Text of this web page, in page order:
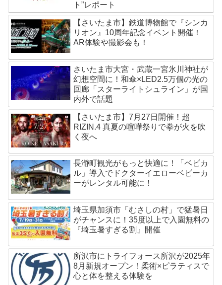
ト”レポート
【さいたま市】鉄道博物館で『シンカ
リオン』10周年記念イベント開催！
AR体験や撮影会も！
さいたま市大宮・武蔵一宮氷川神社が
幻想空間に！和傘×LED2.5万個の光の
回廊「スターライトシュライン」が国
内外で話題
【さいたま市】7月27日開催！超
RIZIN.4 真夏の喧嘩祭りで拳が火を吹
く夜へ
長瀞町観光がもっと快適に！「ベビカ
ル」導入でドクターイエローベビーカ
ーがレンタル可能に！
埼玉県加須市「むさしの村」で猛暑日
がチャンスに！35度以上で入園無料の
『埼玉暑すぎる割』開催
所沢市にトライフォース所沢が2025年
8月新規オープン！柔術×ピラティスで
心と体を整える体験を